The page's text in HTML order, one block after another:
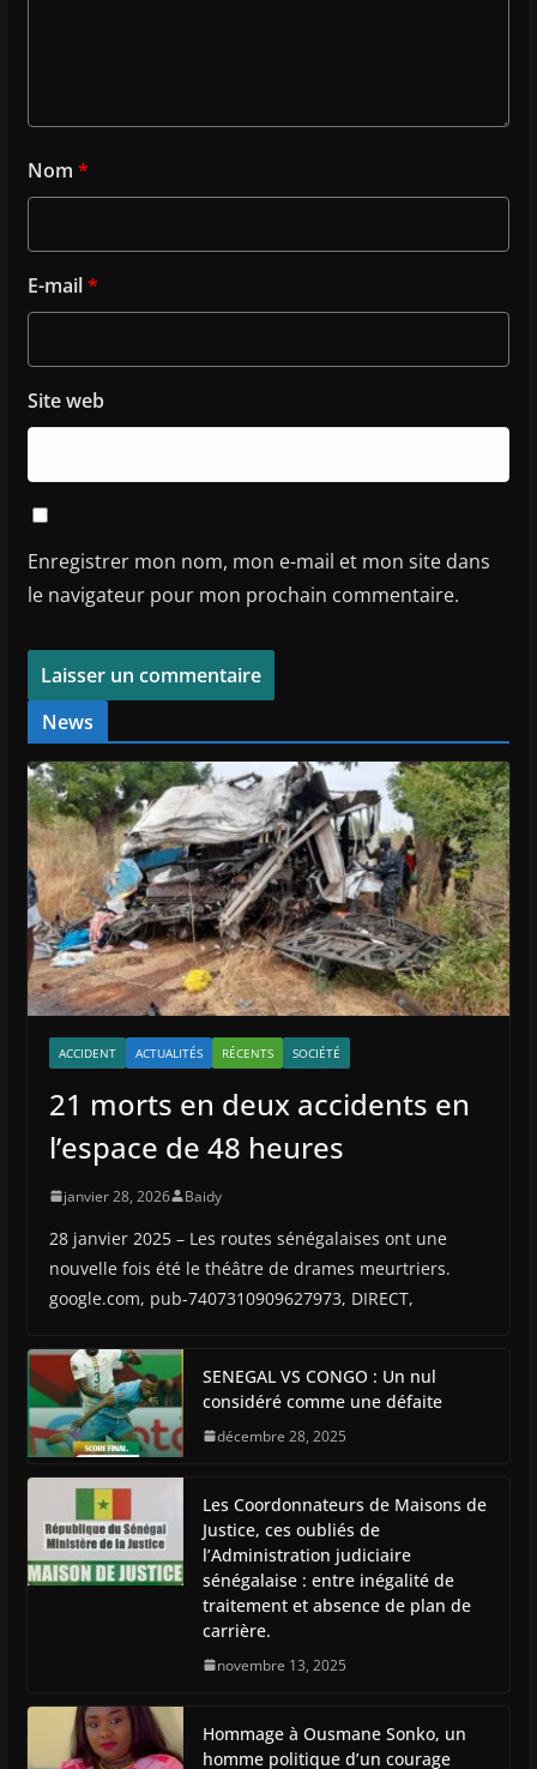
Nom *
E-mail*
Site web
Enregistrer mon nom, mon e-mail et mon site dans
le navigateur pour mon prochain commentaire.
News
ACCIDENT ACTUALITÉS RÉCENTS SOCIÉTÉ
21 morts en deux accidents en
l’espace de 48 heures
janvier 28, 2026 Baidy
28 janvier 2025 – Les routes sénégalaises ont une
nouvelle fois été le théâtre de drames meurtriers.
google.com, pub-7407310909627973, DIRECT,
SENEGAL VS CONGO : Un nul
considéré comme une défaite
décembre 28, 2025
Les Coordonnateurs de Maisons de
Justice, ces oubliés de
l’Administration judiciaire
sénégalaise : entre inégalité de
traitement et absence de plan de
carrière.
novembre 13, 2025
Hommage à Ousmane Sonko, un
homme politique d’un courage